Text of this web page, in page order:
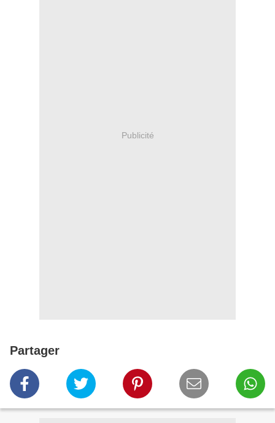
Publicité
Partager